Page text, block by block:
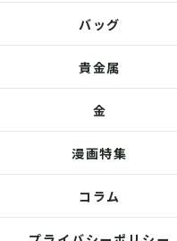
バッグ
貴金属
金
漫画特集
コラム